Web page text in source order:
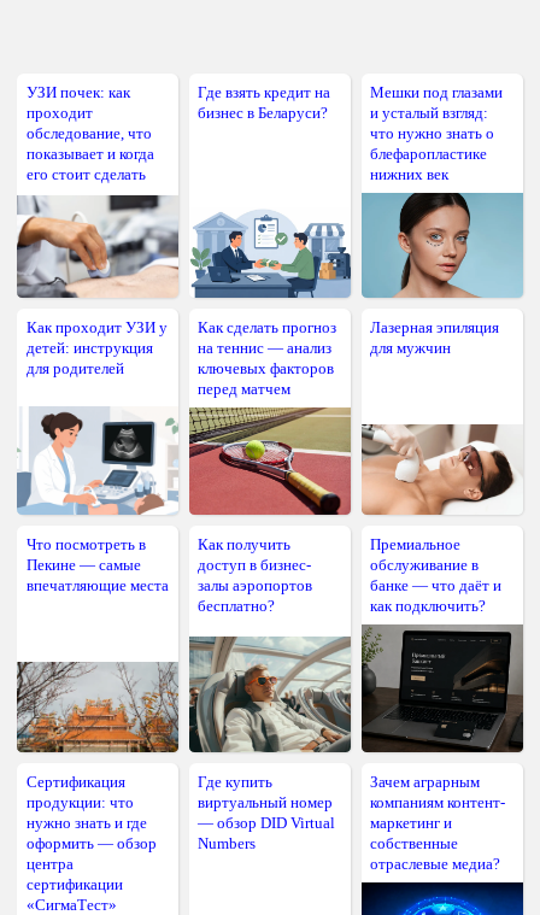
УЗИ почек: как
проходит
обследование, что
показывает и когда
его стоит сделать
Где взять кредит на
бизнес в Беларуси?
Мешки под глазами
и усталый взгляд:
что нужно знать о
блефаропластике
нижних век
Как проходит УЗИ у
детей: инструкция
для родителей
Как сделать прогноз
на теннис — анализ
ключевых факторов
перед матчем
Лазерная эпиляция
для мужчин
Что посмотреть в
Пекине — самые
впечатляющие места
Как получить
доступ в бизнес-
залы аэропортов
бесплатно?
Премиальное
обслуживание в
банке — что даёт и
как подключить?
Сертификация
продукции: что
нужно знать и где
оформить — обзор
центра
сертификации
«СигмаТест»
Где купить
виртуальный номер
— обзор DID Virtual
Numbers
Зачем аграрным
компаниям контент-
маркетинг и
собственные
отраслевые медиа?